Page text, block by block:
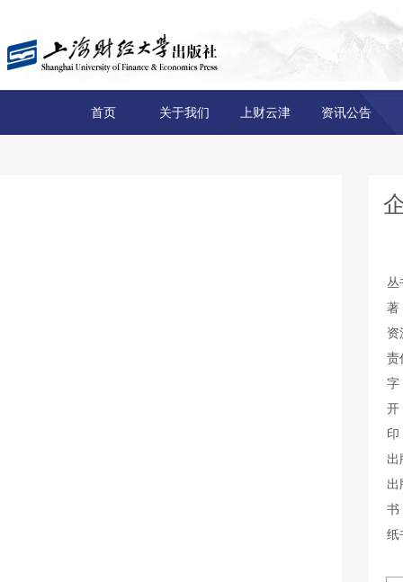
首页 关于我们 上财云津 资讯公告
丛
著
资
责
出
出
纸